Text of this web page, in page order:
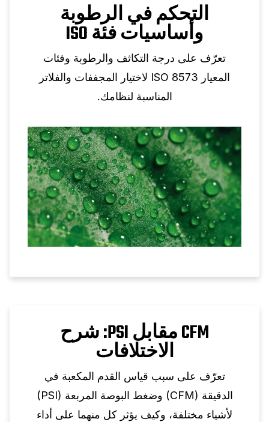
التحكم في الرطوبة
وأساسيات فئة ISO
تعرّف على درجة التكاثف والرطوبة وفئات
المعيار ISO 8573 لاختيار المجففات والفلاتر
المناسبة لنظامك.
CFM مقابل PSI: شرح
الاختلافات
تعرّف على سبب قياس القدم المكعبة في
الدقيقة (CFM) وضغط البوصة المربعة (PSI)
لأشياء مختلفة، وكيف يؤثر كل منهما على أداء